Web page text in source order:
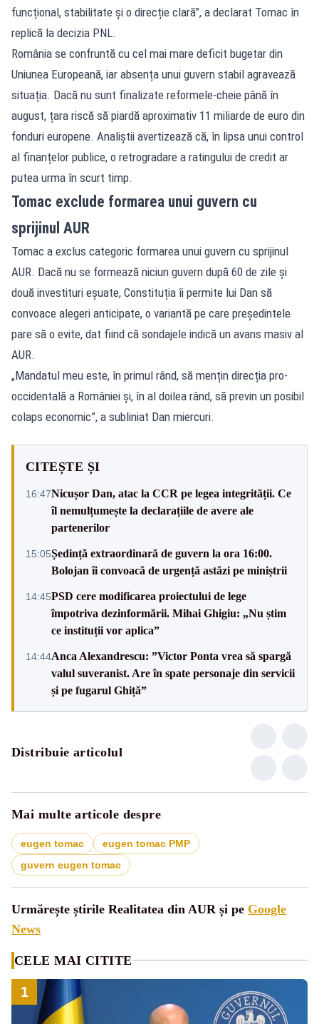
funcțional, stabilitate și o direcție clară”, a declarat Tomac în
replică la decizia PNL.
România se confruntă cu cel mai mare deficit bugetar din
Uniunea Europeană, iar absența unui guvern stabil agravează
situația. Dacă nu sunt finalizate reformele-cheie până în
august, țara riscă să piardă aproximativ 11 miliarde de euro din
fonduri europene. Analiștii avertizează că, în lipsa unui control
al finanțelor publice, o retrogradare a ratingului de credit ar
putea urma în scurt timp.
Tomac exclude formarea unui guvern cu
sprijinul AUR
Tomac a exclus categoric formarea unui guvern cu sprijinul
AUR. Dacă nu se formează niciun guvern după 60 de zile și
două investituri eșuate, Constituția îi permite lui Dan să
convoace alegeri anticipate, o variantă pe care președintele
pare să o evite, dat fiind că sondajele indică un avans masiv al
AUR.
„Mandatul meu este, în primul rând, să mențin direcția pro-
occidentală a României și, în al doilea rând, să previn un posibil
colaps economic”, a subliniat Dan miercuri.
CITEȘTE ȘI
16:47Nicușor Dan, atac la CCR pe legea integrității. Ce
îl nemulțumește la declarațiile de avere ale
partenerilor
15:05Ședință extraordinară de guvern la ora 16:00.
Bolojan îi convoacă de urgență astăzi pe miniștrii
14:45PSD cere modificarea proiectului de lege
împotriva dezinformării. Mihai Ghigiu: „Nu știm
ce instituții vor aplica”
14:44Anca Alexandrescu: ”Victor Ponta vrea să spargă
valul suveranist. Are în spate personaje din servicii
și pe fugarul Ghiță”
Distribuie articolul
Mai multe articole despre
eugen tomac
eugen tomac PMP
guvern eugen tomac
Urmărește știrile Realitatea din AUR și pe Google
News
CELE MAI CITITE
1